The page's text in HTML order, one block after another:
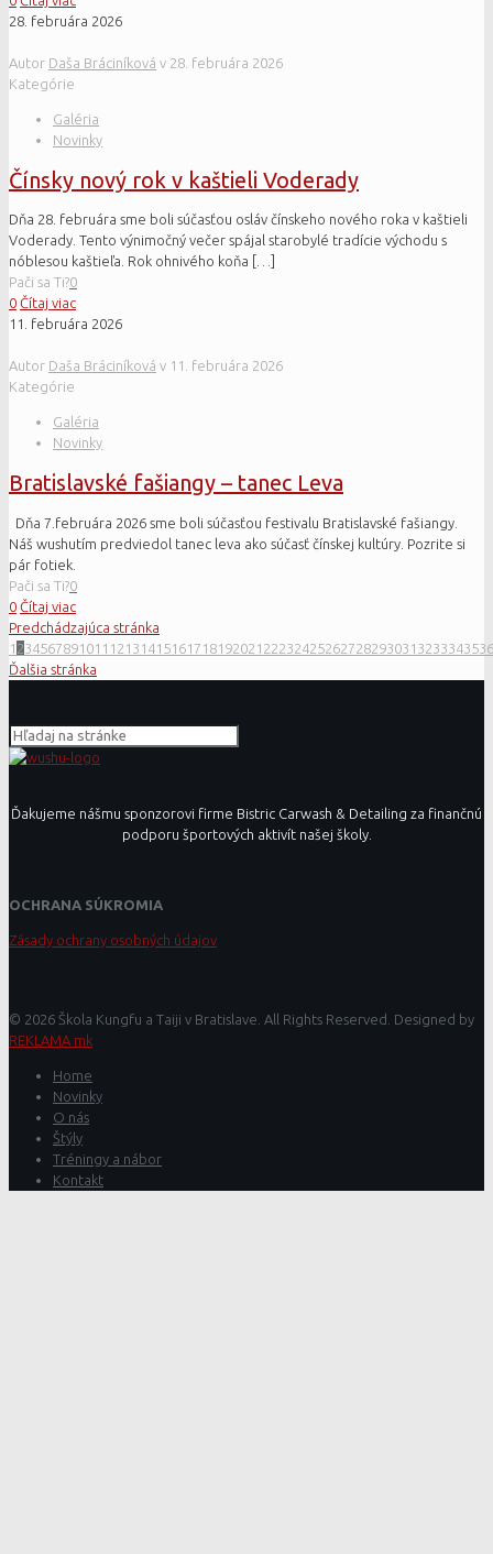
28. februára 2026
Autor Daša Bráciníková v 28. februára 2026
Kategórie
Galéria
Novinky
Čínsky nový rok v kaštieli Voderady
Dňa 28. februára sme boli súčasťou osláv čínskeho nového roka v kaštieli
Voderady. Tento výnimočný večer spájal starobylé tradície východu s
nóblesou kaštieľa. Rok ohnivého koňa
Pači sa Ti?0
0 Čítaj viac
11. februára 2026
Autor Daša Bráciníková v 11. februára 2026
Kategórie
Galéria
Novinky
Bratislavské fašiangy – tanec Leva
Dňa 7.februára 2026 sme boli súčasťou festivalu Bratislavské fašiangy.
Náš wushutím predviedol tanec leva ako súčasť čínskej kultúry. Pozrite si
pár fotiek.
Pači sa Ti?0
0 Čítaj viac
Predchádzajúca stránka
1 234567891011 12 13 14151617 18192021 22232425262728293031 3233343536
Ďalšia stránka
Ďakujeme nášmu sponzorovi firme Bistric Carwash & Detailing za finančnú
podporu športových aktivít našej školy.
OCHRANA SÚKROMIA
Zásady ochrany osobných údajov
© 2026 Škola Kungfu a Taiji v Bratislave. All Rights Reserved. Designed by
REKLAMA mk
Home
Novinky
O nás
Štýly
Tréningy a nábor
Kontakt